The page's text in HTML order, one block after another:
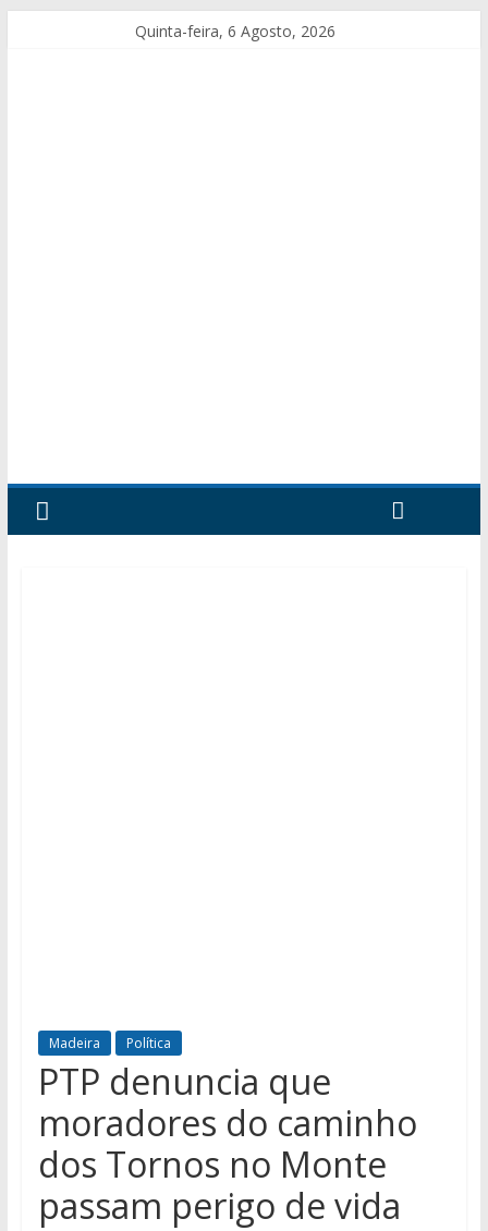
Quinta-feira, 6 Agosto, 2026
Madeira Política
PTP denuncia que
moradores do caminho
dos Tornos no Monte
passam perigo de vida